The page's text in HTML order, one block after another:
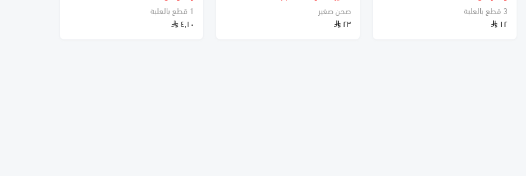
3 قطع بالعلبة
١٢
صحن صغير
٢٣
1 قطع بالعلبة
٤٫١٠